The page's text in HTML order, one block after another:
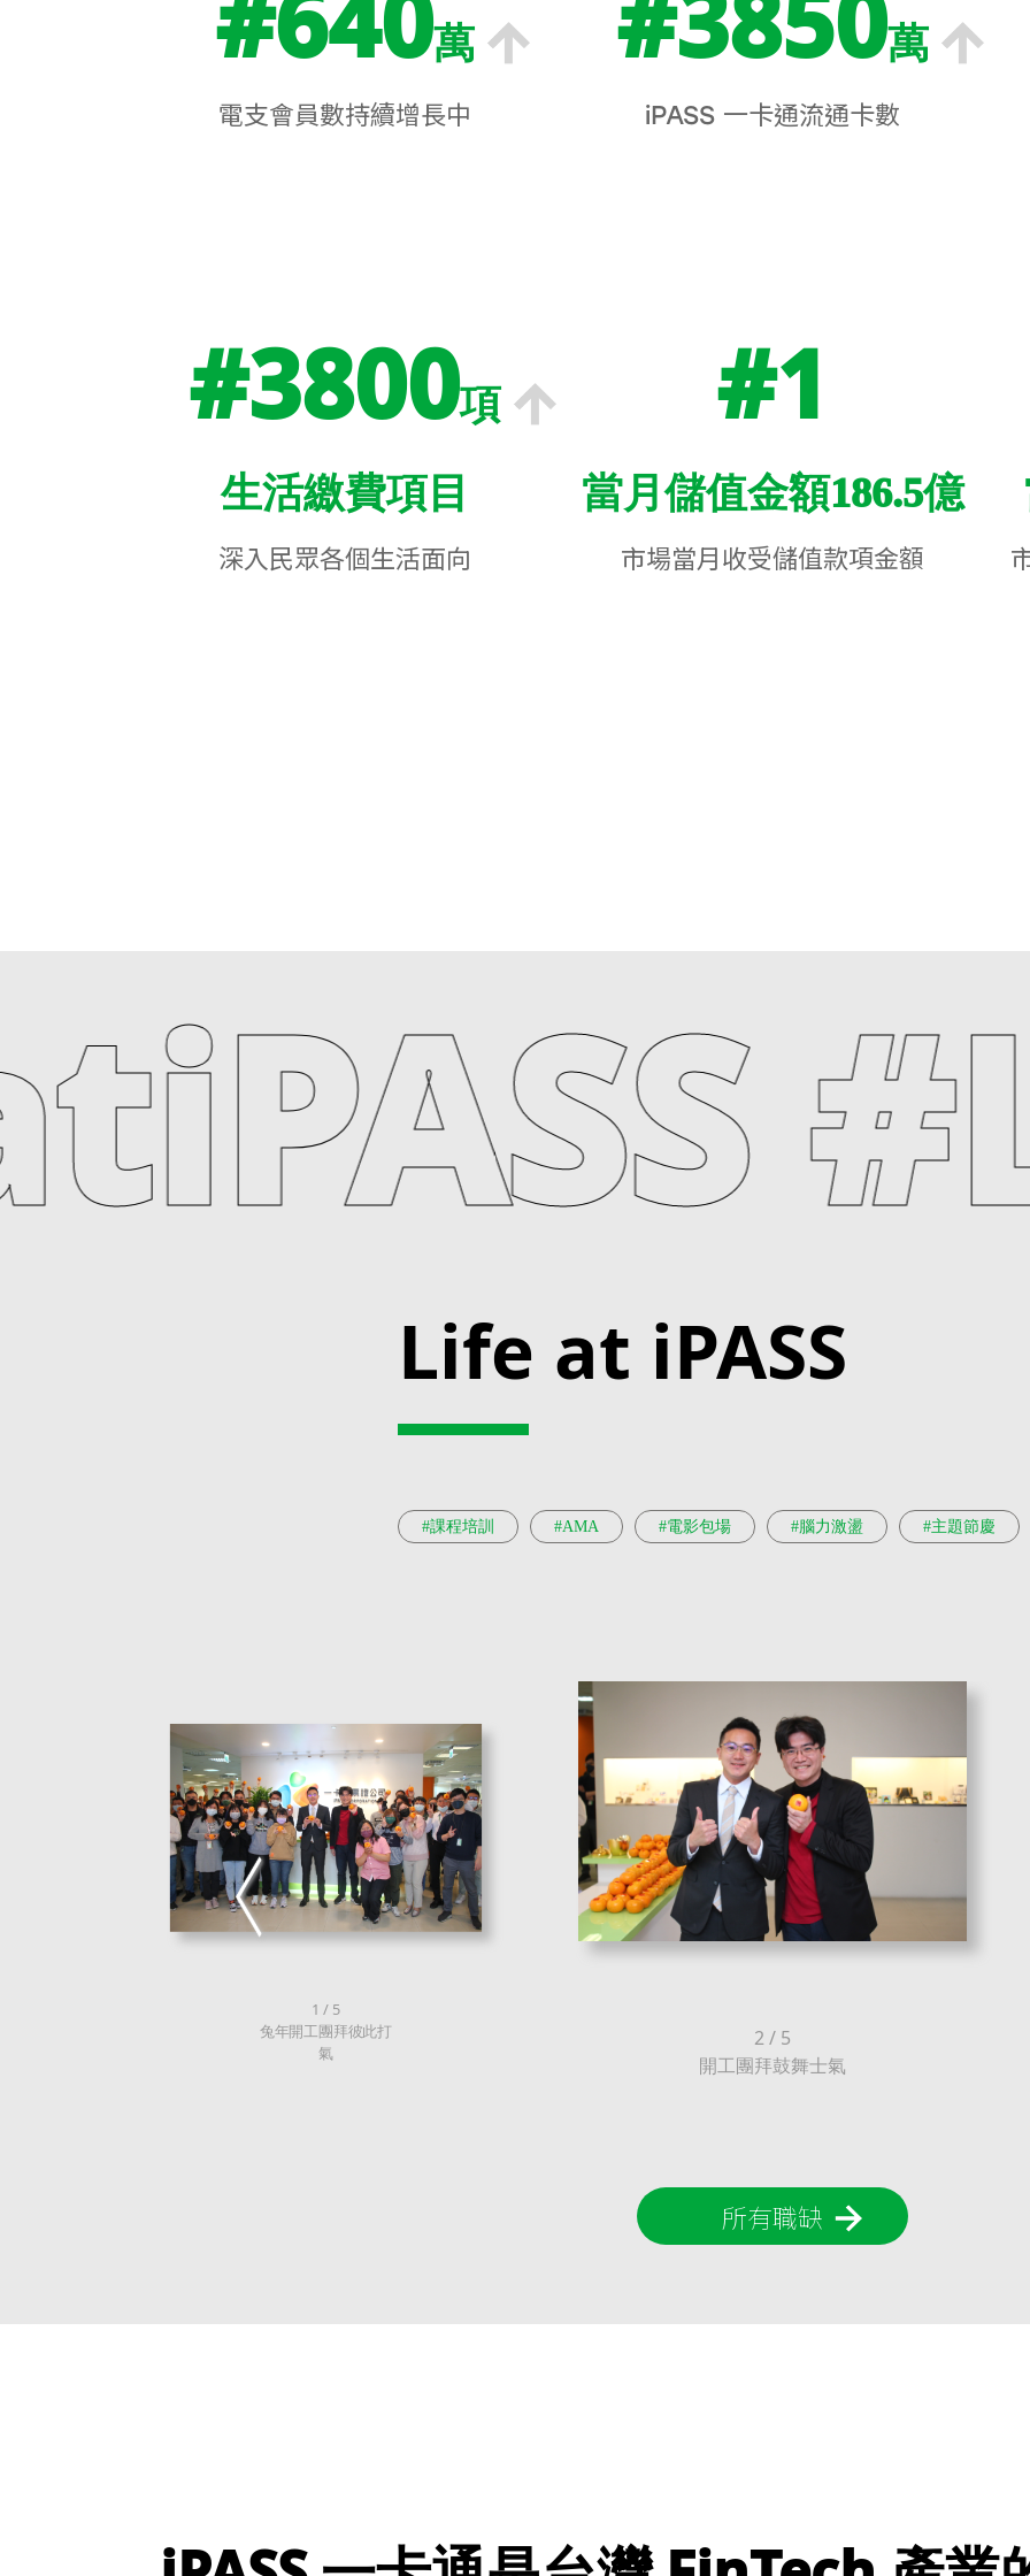
萬
電支會員數持續增長中
萬
iPASS 一卡通流通卡數
#3800項
生活繳費項目
深入民眾各個生活面向
#1
當月儲值金額186.5億
市場當月收受儲值款項金額
Life at iPASS
#課程培訓 #AMA #電影包場 #腦力激盪 #主題節慶
2 / 5
開工團拜鼓舞士氣
3 / 5
新春開工贈桔討吉利
所有職缺